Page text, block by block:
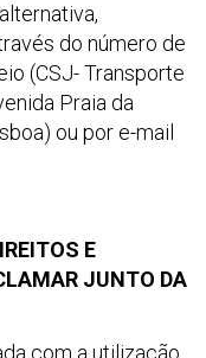
do número de
(CSJ- Transporte
Praia da
ou por e-mail
E
JUNTO DA
com a utilização